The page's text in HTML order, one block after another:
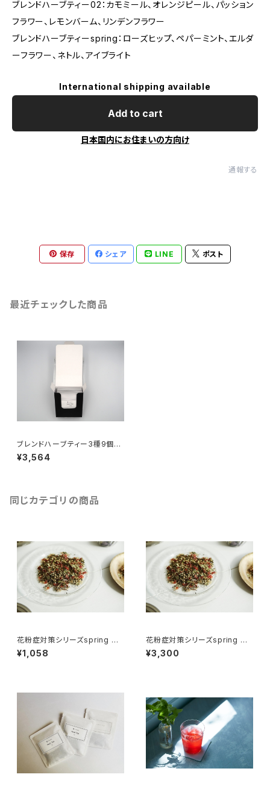
ブレンドハーブティー02：カモミール、オレンジピール、パッション
フラワー、レモンバーム、リンデンフラワー
ブレンドハーブティーspring：ローズヒップ、ペパーミント、エルダ
ーフラワー、ネトル、アイブライト
International shipping available
Add to cart
日本国内にお住まいの方向け
通報する
保存 シェア LINE ポスト
最近チェックした商品
ブレンドハーブティー3種9個入
りセット
¥3,564
同じカテゴリの商品
花粉症対策シリーズspring ハ
ーブティ―7パック
¥1,058
花粉症対策シリーズspring ハ
ーブティ―25パック
¥3,300